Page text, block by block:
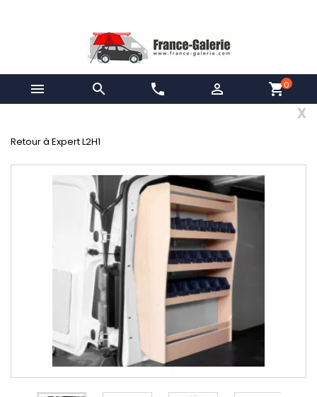
  phone  shopping_cart0
x
Retour à Expert L2H1